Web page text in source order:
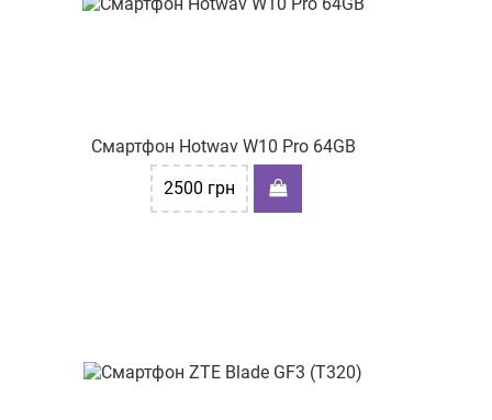
Смартфон Hotwav W10 Pro 64GB
2500 грн